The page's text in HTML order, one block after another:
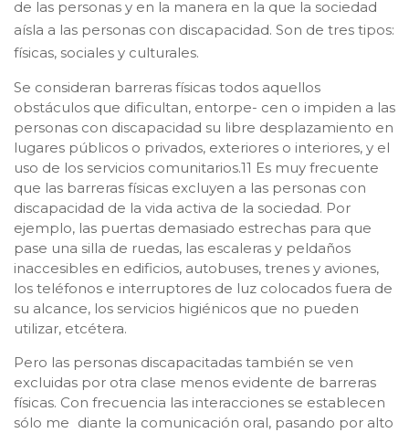
de las personas y en la manera en la que la sociedad
aísla a las personas con discapacidad. Son de tres tipos:
físicas, sociales y culturales.
Se consideran barreras físicas todos aquellos
obstáculos que dificultan, entorpe- cen o impiden a las
personas con discapacidad su libre desplazamiento en
lugares públicos o privados, exteriores o interiores, y el
uso de los servicios comunitarios.11 Es muy frecuente
que las barreras físicas excluyen a las personas con
discapacidad de la vida activa de la sociedad. Por
ejemplo, las puertas demasiado estrechas para que
pase una silla de ruedas, las escaleras y peldaños
inaccesibles en edificios, autobuses, trenes y aviones,
los teléfonos e interruptores de luz colocados fuera de
su alcance, los servicios higiénicos que no pueden
utilizar, etcétera.
Pero las personas discapacitadas también se ven
excluidas por otra clase menos evidente de barreras
físicas. Con frecuencia las interacciones se establecen
sólo me diante la comunicación oral, pasando por alto